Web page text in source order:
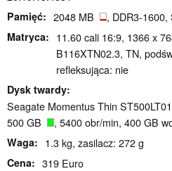
Pamięć 2048 MB , DDR3-
Matryca
11.60 cali 16:9, 1366 x
B116XTN02.3, TN,
refleksująca: nie
Dysk twardy
Seagate Momentus Thin
500 GB
, 5400 obr/min, 400 GB
Waga 1.3 kg, zasilacz: 272 g
Cena 319 Euro